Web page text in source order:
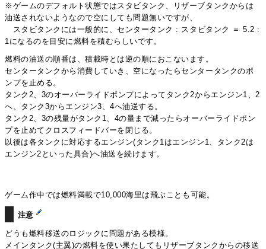
※ゲームのデフォルト状態ではスタビタンク、リザーブタンクからは
油送されないようなので空にしても問題無いですが、
スタビタンクには一般的に、センタータンク : スタビタンク ＝ 5.2 :
1になるのを目安に燃料を積むらしいです。
燃料の油送の順番は、積載時とは逆の順におこないます。
センタータンクから消費していき、空になったらセンタータンクのポ
ンプを止める。
タンク2、3のオーバーライドポンプによってタンク2からエンジン1、2
へ、タンク3からエンジン3、4へ油送する。
タンク2、3の残量がタンク1、4の量まで減ったらオーバーライドポン
プを止めてクロスフィードバーを閉じる。
以後は各タンクに対応するエンジン(タンク1はエンジン1、タンク2は
エンジン2といった具合)へ油送を続けます。
ゲーム作中では燃料満載で10,000海里は飛ぶことも可能。
注意
どうも燃料移送のロジックに問題がある模様。
メインタンク(主翼)の燃料を使い果たしてもリザーブタンクからの移送